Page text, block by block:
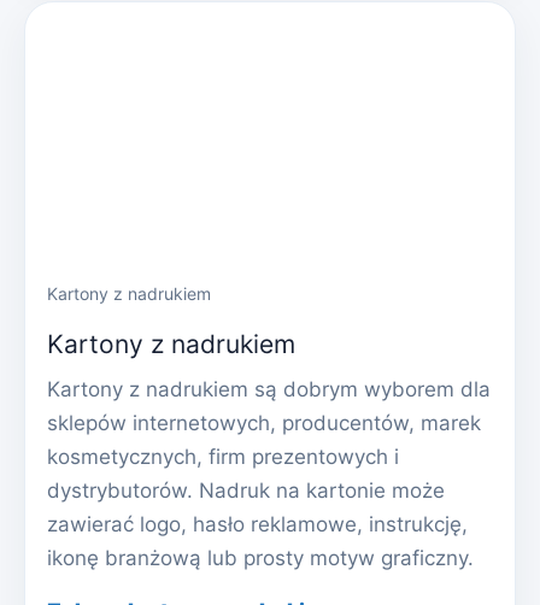
Kartony z nadrukiem
Kartony z nadrukiem
Kartony z nadrukiem są dobrym wyborem dla
sklepów internetowych, producentów, marek
kosmetycznych, firm prezentowych i
dystrybutorów. Nadruk na kartonie może
zawierać logo, hasło reklamowe, instrukcję,
ikonę branżową lub prosty motyw graficzny.